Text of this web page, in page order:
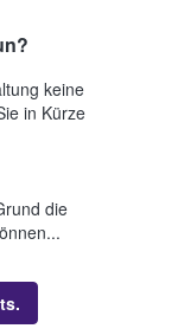
keine
in Kürze
die